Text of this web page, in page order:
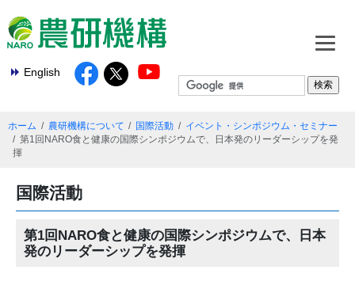
English
ホーム 農研機構について 国際活動
イベント・シンポジウム・セミナー
第1回NARO食と健康の国際シンポジウムで、日本発のリーダーシップを発
揮
国際活動
第1回NARO食と健康の国際シンポジウムで、日本
発のリーダーシップを発揮